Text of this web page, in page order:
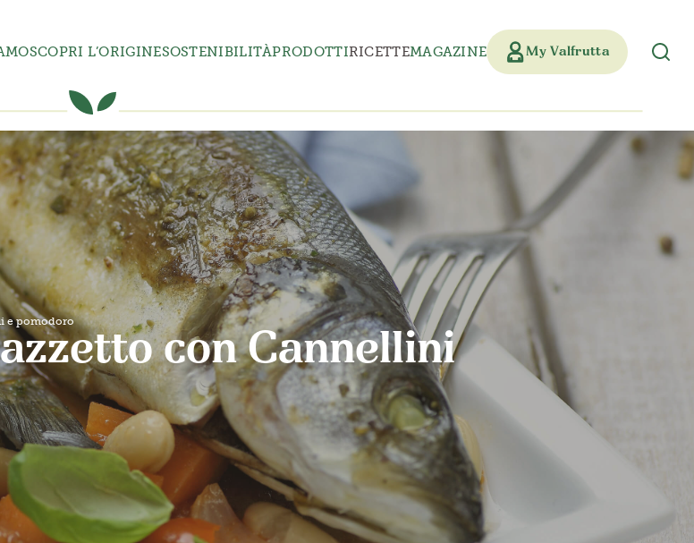
SCOPRI L’ORIGINESOSTENIBILITÀPRODOTTIRICETTEMAGAZINE My Valfrutta
e pomodoro
con Cannellini